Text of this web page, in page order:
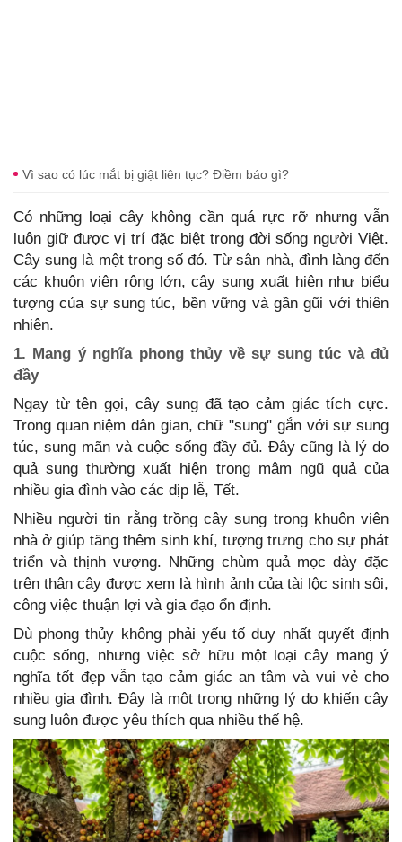
Vì sao có lúc mắt bị giật liên tục? Điềm báo gì?
Có những loại cây không cần quá rực rỡ nhưng vẫn
luôn giữ được vị trí đặc biệt trong đời sống người Việt.
Cây sung là một trong số đó. Từ sân nhà, đình làng đến
các khuôn viên rộng lớn, cây sung xuất hiện như biểu
tượng của sự sung túc, bền vững và gần gũi với thiên
nhiên.
1. Mang ý nghĩa phong thủy về sự sung túc và đủ
đầy
Ngay từ tên gọi, cây sung đã tạo cảm giác tích cực.
Trong quan niệm dân gian, chữ "sung" gắn với sự sung
túc, sung mãn và cuộc sống đầy đủ. Đây cũng là lý do
quả sung thường xuất hiện trong mâm ngũ quả của
nhiều gia đình vào các dịp lễ, Tết.
Nhiều người tin rằng trồng cây sung trong khuôn viên
nhà ở giúp tăng thêm sinh khí, tượng trưng cho sự phát
triển và thịnh vượng. Những chùm quả mọc dày đặc
trên thân cây được xem là hình ảnh của tài lộc sinh sôi,
công việc thuận lợi và gia đạo ổn định.
Dù phong thủy không phải yếu tố duy nhất quyết định
cuộc sống, nhưng việc sở hữu một loại cây mang ý
nghĩa tốt đẹp vẫn tạo cảm giác an tâm và vui vẻ cho
nhiều gia đình. Đây là một trong những lý do khiến cây
sung luôn được yêu thích qua nhiều thế hệ.